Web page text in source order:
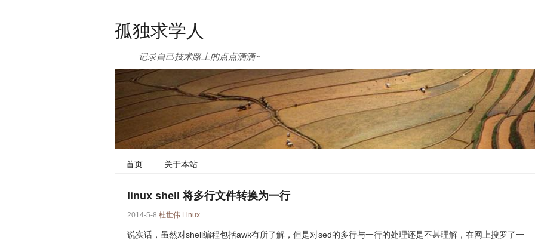
孤独求学人
记录自己技术路上的点点滴滴~
首页 关于本站
linux shell 将多行文件转换为一行
2014-5-8 杜世伟 Linux
说实话，虽然对shell编程包括awk有所了解，但是对sed的多行与一行的处理还是不甚理解，在网上搜罗了一